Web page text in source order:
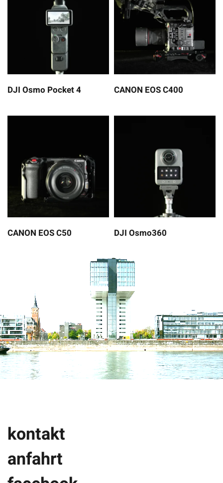
DJI Osmo Pocket 4 CANON EOS C400
CANON EOS C50 DJI Osmo360
kontakt
anfahrt